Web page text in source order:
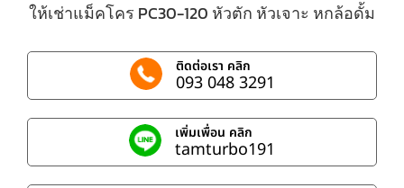
ให้เช่าแม็คโคร PC30-120 หัวตัก หัวเจาะ หกล้อดั้ม
ติดต่อเรา คลิก
093 048 3291
เพิ่มเพื่อน คลิก
tamturbo191